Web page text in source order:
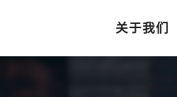
关于我们